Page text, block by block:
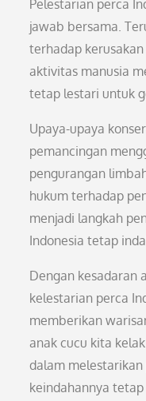
Pelestarian perca
jawab bersama.
terhadap
aktivitas manusia
tetap lestari untuk
Upaya-upaya
pemancingan
pengurangan
hukum terhadap
menjadi langkah
Indonesia tetap
Dengan kesadaran
kelestarian perca
memberikan
anak cucu kita
dalam
keindahannya